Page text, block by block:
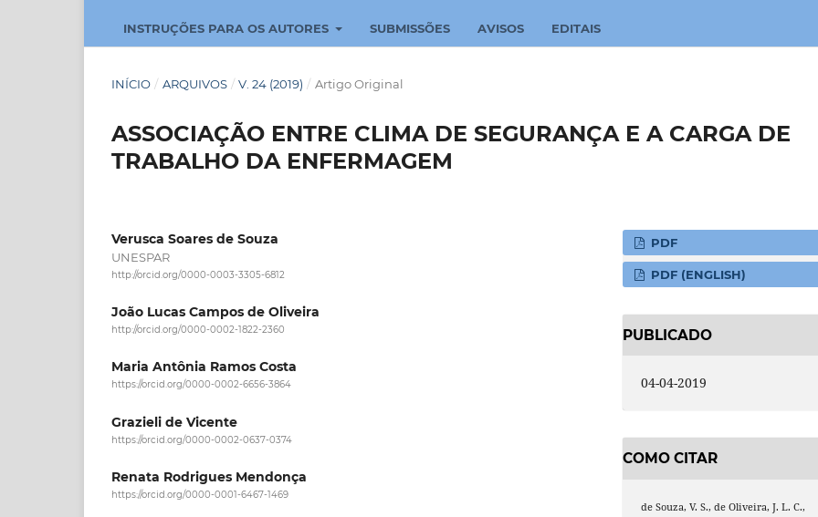
INSTRUÇÕES PARA OS AUTORES SUBMISSÕES AVISOS EDITAIS
INÍCIO / ARQUIVOS / V. 24 (2019) / Artigo Original
ASSOCIAÇÃO ENTRE CLIMA DE SEGURANÇA E A CARGA DE
TRABALHO DA ENFERMAGEM
Verusca Soares de Souza
UNESPAR
http://orcid.org/0000-0003-3305-6812
João Lucas Campos de Oliveira
http://orcid.org/0000-0002-1822-2360
Maria Antônia Ramos Costa
https://orcid.org/0000-0002-6656-3864
Grazieli de Vicente
https://orcid.org/0000-0002-0637-0374
Renata Rodrigues Mendonça
https://orcid.org/0000-0001-6467-1469
PDF
PDF (ENGLISH)
PUBLICADO
04-04-2019
COMO CITAR
de Souza, V. S., de Oliveira, J. L. C.,